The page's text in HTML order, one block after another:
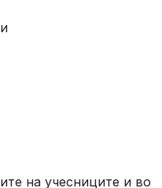
на учесниците и во